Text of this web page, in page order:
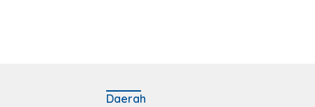
Daerah